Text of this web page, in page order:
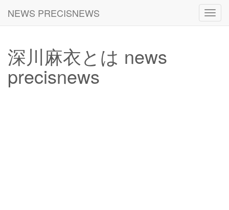
NEWS PRECISNEWS
深川麻衣とは news
precisnews